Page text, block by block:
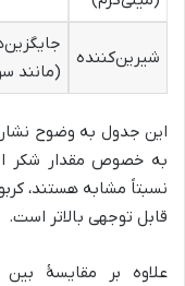
شیرین‌کننده
(مانند
این جدول به وضوح
به خصوص مقدار شکر
نسبتاً مشابه هستند،
قابل توجهی بالاتر است.
علاوه بر مقایسهٔ